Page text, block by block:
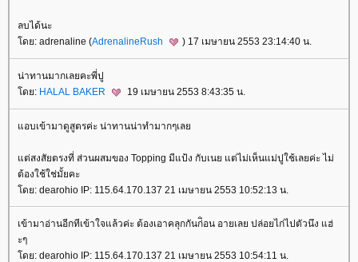
ลบได้นะ
ดย: adrenaline (AdrenalineRush ) 17 เมษายน 2553 23:14:40 น.
น่าทานมากเลยคะพี่ปู
ดย: HALAL BAKER 19 เมษายน 2553 8:43:35 น.
อบเข้ามาดูสูตรค่ะ น่าทานน่าทำมากๆเล
ต่สงสัยตรงที่ ส่วนผสมของ Topping มีแป้ง กับเนย แต่ไม่เห็นแม่ปูใช้เลยค่ะ ไม่
ต้องใช้ใช่มั้ยคะ
ดย: dearohio IP: 115.64.170.137 21 เมษายน 2553 10:52:13 น.
เข้ามาอ่านอีกทีเข้าใจแล้วค่ะ ต้องเอาคลุกกันก่ิอน อายเลย ปล่อยไก่ไปตัวนึง แฮ่
ะๆ
ดย: dearohio IP: 115.64.170.137 21 เมษายน 2553 10:54:11 น.